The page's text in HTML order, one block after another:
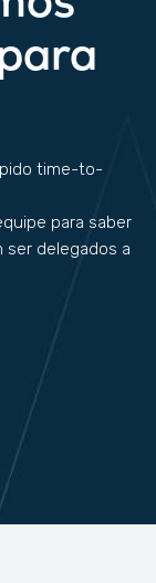
time-to-
para saber
ser delegados a